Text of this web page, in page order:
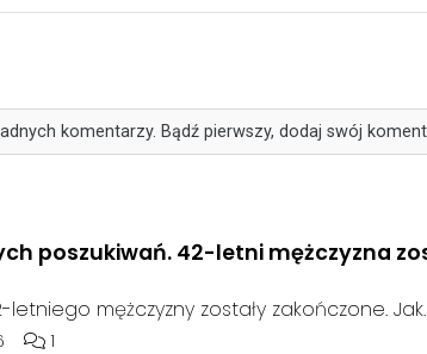
komentarzy. Bądź pierwszy, dodaj swój
poszukiwań. 42-letni mężczyzna
letniego mężczyzny zostały zakończone. Jak
policja, został on odnaleziony w
Liczba komentarzy artykułu:
1